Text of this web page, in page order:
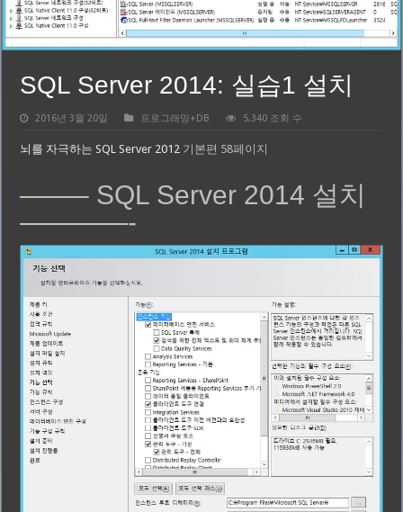
SQL Server 2014: 실습1 설치
2016년 3월 20일 프로그래밍+DB 5,340 조회 수
뇌를 자극하는 SQL Server 2012 기본편 58페이지
——– SQL Server 2014 설치
————-